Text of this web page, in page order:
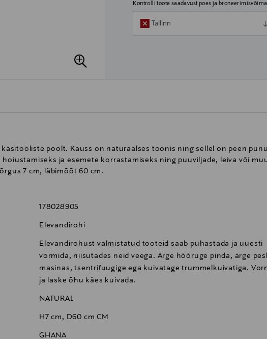
Kontrolli toote saadavust poes ja
Tallinn
poolt. Kauss on naturaalses toonis ning sellel on peen
ja esemete korrastamiseks ning puuviljade, leiva või
7 cm, läbimõõt 60 cm.
178028905
Elevandirohi
Elevandirohust valmistatud tooteid saab puhastada ja uuesti
vormida, niisutades neid veega. Ärge hõõruge pinda, ärge
masinas, tsentrifuugige ega kuivatage trummelkuivatiga.
ja laske õhu käes kuivada.
NATURAL
H7 cm, D60 cm CM
GHANA